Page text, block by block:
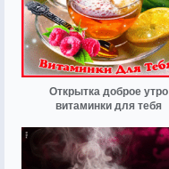
Открытка доброе утро
витаминки для тебя